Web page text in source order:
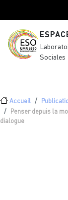
Sociales
Fil d'Ariane
Accueil
Penser depuis la
dialogue